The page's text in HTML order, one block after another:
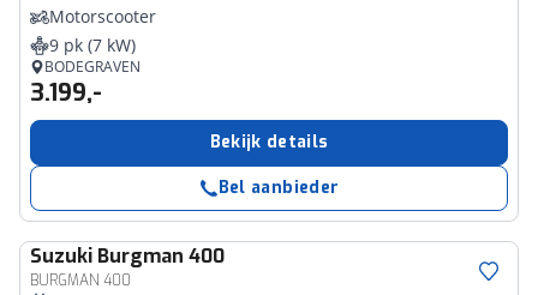
Motorscooter
9 pk (7 kW)
BODEGRAVEN
3.199,-
Bekijk details
Bel aanbieder
Suzuki Burgman 400
BURGMAN 400